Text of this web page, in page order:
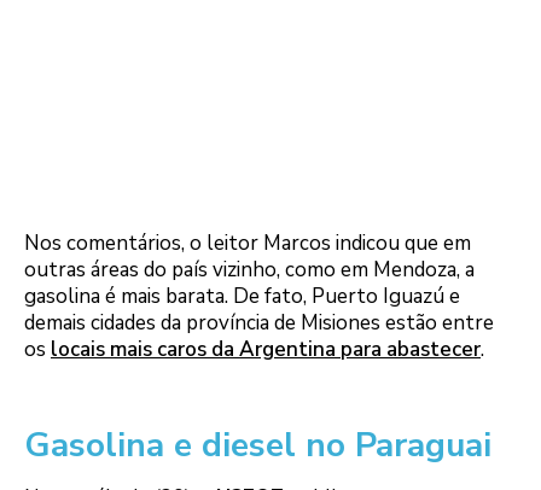
Nos comentários, o leitor Marcos indicou que em
outras áreas do país vizinho, como em Mendoza, a
gasolina é mais barata. De fato, Puerto Iguazú e
demais cidades da província de Misiones estão entre
os locais mais caros da Argentina para abastecer.
Gasolina e diesel no Paraguai